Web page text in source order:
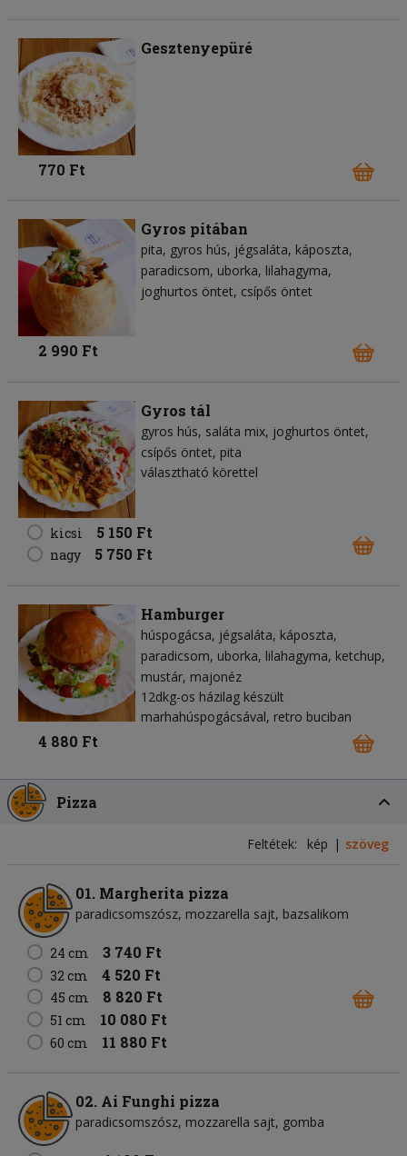
Gesztenyepüré
770 Ft
Gyros pitában
pita gyros hús jégsaláta káposzta
paradicsom uborka lilahagyma
joghurtos öntet csípős öntet
2 990 Ft
Gyros tál
gyros hús saláta mix joghurtos öntet
csípős öntet pita
választható körettel
kicsi 5 150 Ft
nagy 5 750 Ft
Hamburger
húspogácsa jégsaláta káposzta
paradicsom uborka lilahagyma ketchup
mustár majonéz
12dkg-os házilag készült
marhahúspogácsával, retro buciban
4 880 Ft
Pizza
Feltétek: kép szöveg
01. Margherita pizza
paradicsomszósz mozzarella sajt bazsalikom
24 cm 3 740 Ft
32 cm 4 520 Ft
45 cm 8 820 Ft
51 cm 10 080 Ft
60 cm 11 880 Ft
02. Ai Funghi pizza
paradicsomszósz mozzarella sajt gomba